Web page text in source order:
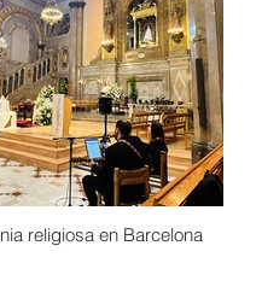
religiosa en Barcelona